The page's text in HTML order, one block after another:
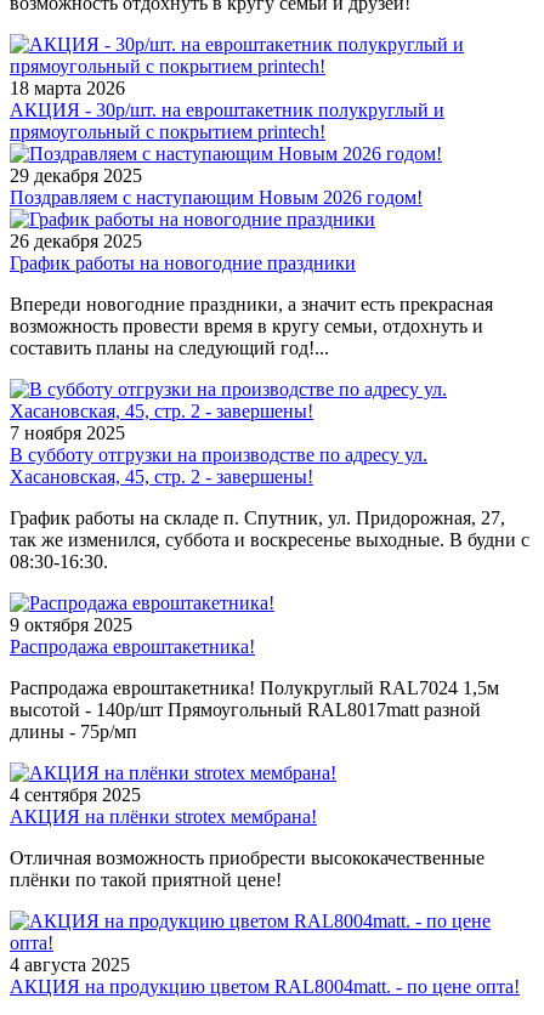
18 марта 2026
АКЦИЯ - 30р/шт. на евроштакетник полукруглый и
прямоугольный с покрытием printech!
29 декабря 2025
Поздравляем с наступающим Новым 2026 годом!
26 декабря 2025
График работы на новогодние праздники
Впереди новогодние праздники, а значит есть прекрасная
возможность провести время в кругу семьи, отдохнуть и
составить планы на следующий год!...
7 ноября 2025
В субботу отгрузки на производстве по адресу ул.
Хасановская, 45, стр. 2 - завершены!
График работы на складе п. Спутник, ул. Придорожная, 27,
так же изменился, суббота и воскресенье выходные. В будни с
08:30-16:30.
9 октября 2025
Распродажа евроштакетника!
Распродажа евроштакетника! Полукруглый RAL7024 1,5м
высотой - 140р/шт Прямоугольный RAL8017matt разной
длины - 75р/мп
4 сентября 2025
АКЦИЯ на плёнки strotex мембрана!
Отличная возможность приобрести высококачественные
плёнки по такой приятной цене!
4 августа 2025
АКЦИЯ на продукцию цветом RAL8004matt. - по цене опта!